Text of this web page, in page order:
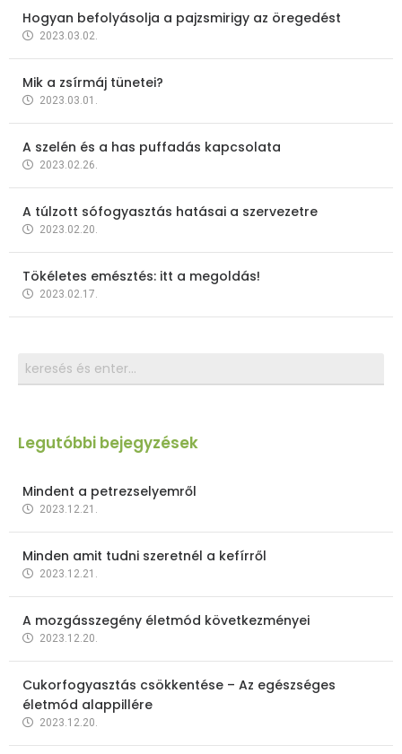
Hogyan befolyásolja a pajzsmirigy az öregedést
2023.03.02.
Mik a zsírmáj tünetei?
2023.03.01.
A szelén és a has puffadás kapcsolata
2023.02.26.
A túlzott sófogyasztás hatásai a szervezetre
2023.02.20.
Tökéletes emésztés: itt a megoldás!
2023.02.17.
Legutóbbi bejegyzések
Mindent a petrezselyemről
2023.12.21.
Minden amit tudni szeretnél a kefírről
2023.12.21.
A mozgásszegény életmód következményei
2023.12.20.
Cukorfogyasztás csökkentése – Az egészséges
életmód alappillére
2023.12.20.